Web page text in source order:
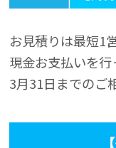
お見積りは最短1
現金お支払いを行
3月31日までのご